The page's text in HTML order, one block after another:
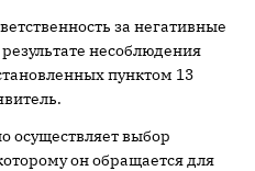
за негативные
несоблюдения
пунктом 13
осуществляет выбор
он обращается для